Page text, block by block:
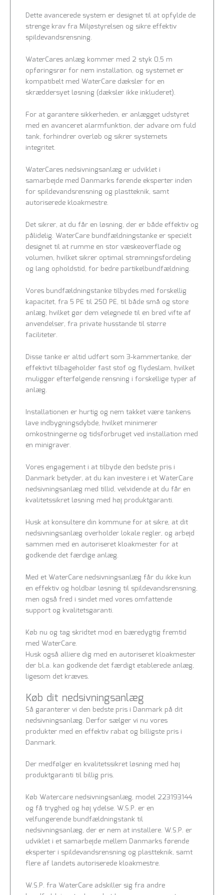
Dette avancerede system er designet til at opfylde de
strenge krav fra Miljøstyrelsen og sikre effektiv
spildevandsrensning.
WaterCares anlæg kommer med 2 styk 0,5 m
opføringsrør for nem installation, og systemet er
kompatibelt med WaterCare dæksler for en
skræddersyet løsning (dæksler ikke inkluderet).
For at garantere sikkerheden, er anlægget udstyret
med en avanceret alarmfunktion, der advare om fuld
tank, forhindrer overløb og sikrer systemets
integritet.
WaterCares nedsivningsanlæg er udviklet i
samarbejde med Danmarks førende eksperter inden
for spildevandsrensning og plastteknik, samt
autoriserede kloakmestre.
Det sikrer, at du får en løsning, der er både effektiv og
pålidelig. WaterCare bundfældningstanke er specielt
designet til at rumme en stor væskeoverflade og
volumen, hvilket sikrer optimal strømningsfordeling
og lang opholdstid, for bedre partikelbundfældning.
Vores bundfældningstanke tilbydes med forskellig
kapacitet, fra 5 PE til 250 PE, til både små og store
anlæg, hvilket gør dem velegnede til en bred vifte af
anvendelser, fra private husstande til større
faciliteter.
Disse tanke er altid udført som 3-kammertanke, der
effektivt tilbageholder fast stof og flydeslam, hvilket
muliggør efterfølgende rensning i forskellige typer af
anlæg.
Installationen er hurtig og nem takket være tankens
lave indbygningsdybde, hvilket minimerer
omkostningerne og tidsforbruget ved installation med
en minigraver.
Vores engagement i at tilbyde den bedste pris i
Danmark betyder, at du kan investere i et WaterCare
nedsivningsanlæg med tillid, velvidende at du får en
kvalitetssikret løsning med høj produktgaranti.
Husk at konsultere din kommune for at sikre, at dit
nedsivningsanlæg overholder lokale regler, og arbejd
sammen med en autoriseret kloakmester for at
godkende det færdige anlæg.
Med et WaterCare nedsivningsanlæg får du ikke kun
en effektiv og holdbar løsning til spildevandsrensning,
men også fred i sindet med vores omfattende
support og kvalitetsgaranti.
Køb nu og tag skridtet mod en bæredygtig fremtid
med WaterCare.
Husk også alliere dig med en autoriseret kloakmester
der bl.a. kan godkende det færdigt etablerede anlæg,
ligesom det kræves.
Køb dit nedsivningsanlæg
Så garanterer vi den bedste pris i Danmark på dit
nedsivningsanlæg. Derfor sælger vi nu vores
produkter med en effektiv rabat og billigste pris i
Danmark.
Der medfølger en kvalitetssikret løsning med høj
produktgaranti til billig pris.
Køb Watercare nedsivningsanlæg, model 223193144
og få tryghed og høj ydelse. W.S.P. er en
velfungerende bundfældningstank til
nedsivningsanlæg, der er nem at installere. W.S.P. er
udviklet i et samarbejde mellem Danmarks førende
eksperter i spildevandsrensning og plastteknik, samt
flere af landets autoriserede kloakmestre.
W.S.P. fra WaterCare adskiller sig fra andre